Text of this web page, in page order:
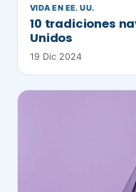
VIDA EN EE. UU.
10 tradiciones
Unidos
19 Dic 2024